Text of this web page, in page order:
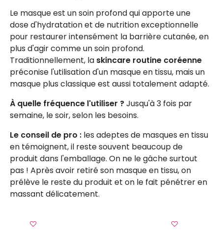
Le masque est un soin profond qui apporte une
dose d'hydratation et de nutrition exceptionnelle
pour restaurer intensément la barrière cutanée, en
plus d'agir comme un soin profond.
Traditionnellement, la skincare routine coréenne
préconise l'utilisation d'un masque en tissu, mais un
masque plus classique est aussi totalement adapté.
À quelle fréquence l'utiliser ?Jusqu'à 3 fois par
semaine, le soir, selon les besoins.
Le conseil de pro : les adeptes de masques en tissu
en témoignent, il reste souvent beaucoup de
produit dans l'emballage. On ne le gâche surtout
pas ! Après avoir retiré son masque en tissu, on
prélève le reste du produit et on le fait pénétrer en
massant délicatement.